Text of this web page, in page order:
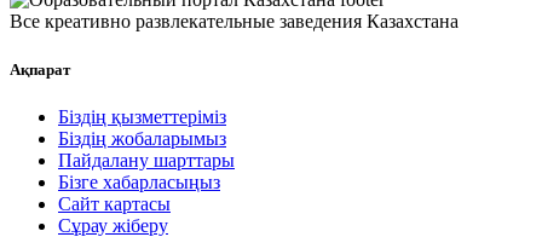
Все креативно развлекательные заведения Казахстана
Ақпарат
Біздің қызметтеріміз
Біздің жобаларымыз
Пайдалану шарттары
Бізге хабарласыңыз
Сайт картасы
Сұрау жіберу